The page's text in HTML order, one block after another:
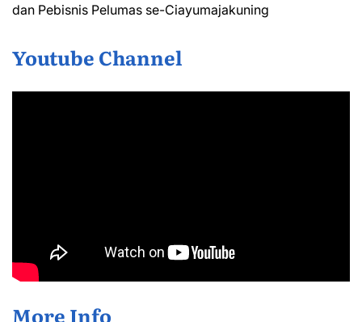
dan Pebisnis Pelumas se-Ciayumajakuning
Youtube Channel
More Info